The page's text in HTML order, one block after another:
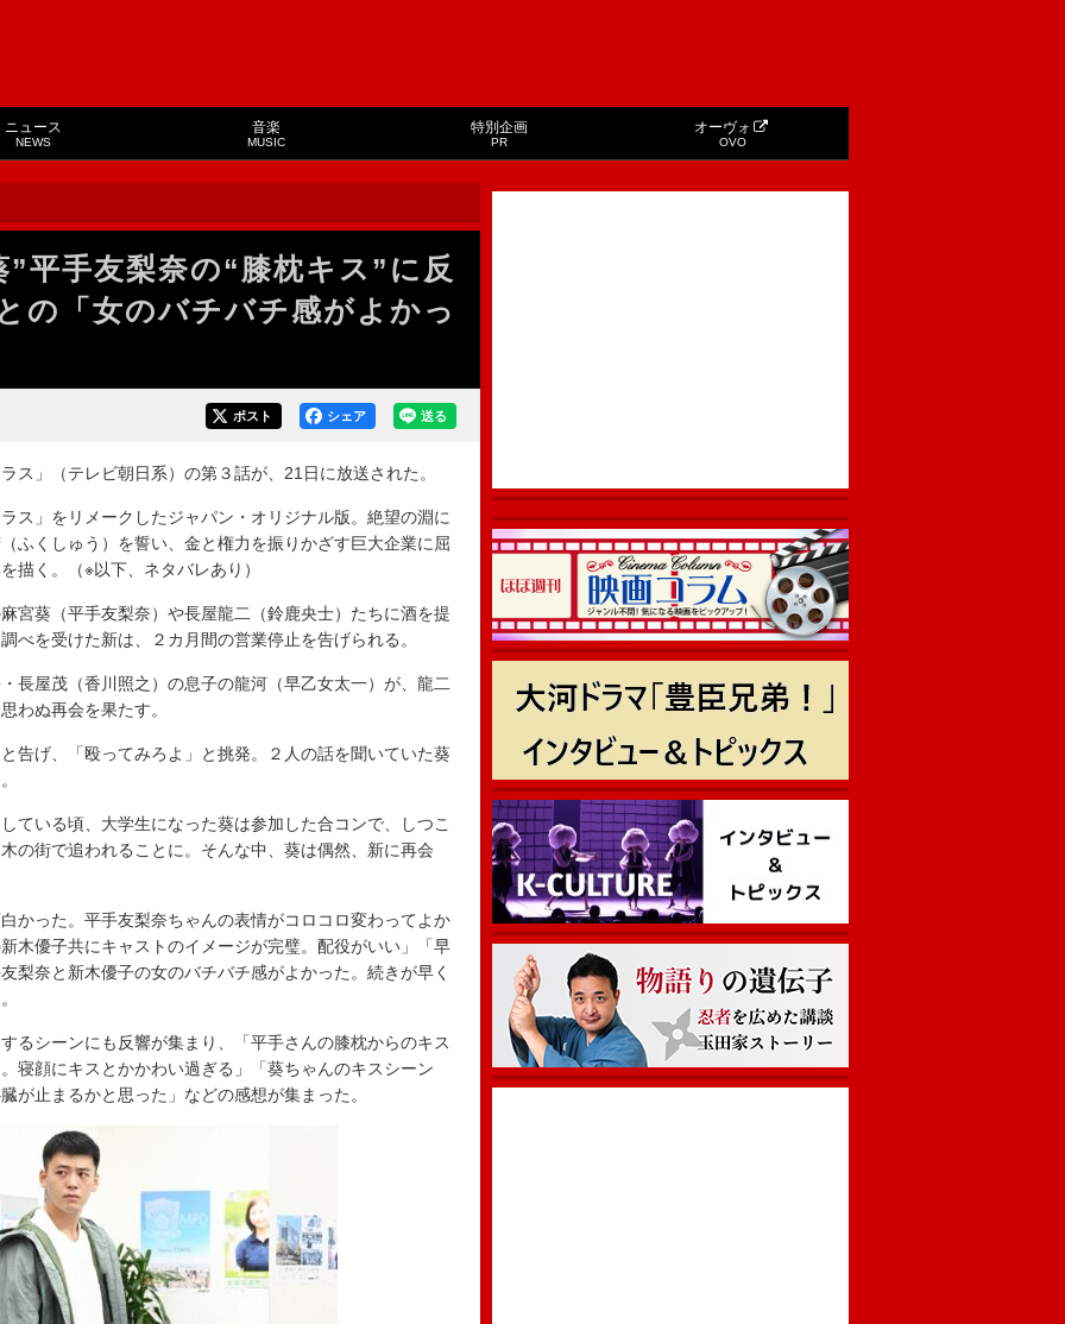
ニュース
NEWS
音楽
MUSIC
特別企画
PR
オーヴォ
OVO
平手友梨奈の“膝枕キス”に反
の「女のバチバチ感がよかっ
送る
シェア
ポスト
」（テレビ朝日系）の第３話が、21日に放送された。
」をリメークしたジャパン・オリジナル版。絶望の淵に
ふくしゅう）を誓い、金と権力を振りかざす巨大企業に屈
描く。（※以下、ネタバレあり）
葵（平手友梨奈）や長屋龍二（鈴鹿央士）たちに酒を提
べを受けた新は、２カ月間の営業停止を告げられる。
屋茂（香川照之）の息子の龍河（早乙女太一）が、龍二
わぬ再会を果たす。
げ、「殴ってみろよ」と挑発。２人の話を聞いていた葵
いる頃、大学生になった葵は参加した合コンで、しつこ
の街で追われることに。そんな中、葵は偶然、新に再会
った。平手友梨奈ちゃんの表情がコロコロ変わってよか
木優子共にキャストのイメージが完璧。配役がいい」「早
梨奈と新木優子の女のバチバチ感がよかった。続きが早く
シーンにも反響が集まり、「平手さんの膝枕からのキス
寝顔にキスとかかわい過ぎる」「葵ちゃんのキスシーン
が止まるかと思った」などの感想が集まった。